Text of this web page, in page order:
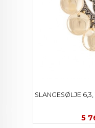
SLANGESØLJE 6,3,
5